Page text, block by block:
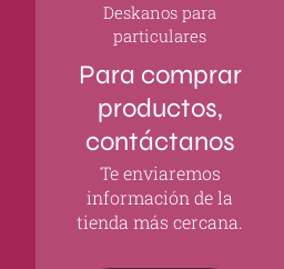
Deskanos para
particulares
Para comprar
productos,
contáctanos
Te enviaremos
información de la
tienda más cercana.